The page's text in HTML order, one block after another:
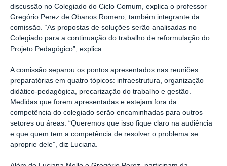
discussão no Colegiado do Ciclo Comum, explica o professor
Gregório Perez de Obanos Romero, também integrante da
comissão. “As propostas de soluções serão analisadas no
Colegiado para a continuação do trabalho de reformulação do
Projeto Pedagógico”, explica.
A comissão separou os pontos apresentados nas reuniões
preparatórias em quatro tópicos: infraestrutura, organização
didático-pedagógica, precarização do trabalho e gestão.
Medidas que forem apresentadas e estejam fora da
competência do colegiado serão encaminhadas para outros
setores ou áreas. “Queremos que isso fique claro na audiência
e que quem tem a competência de resolver o problema se
aproprie dele”, diz Luciana.